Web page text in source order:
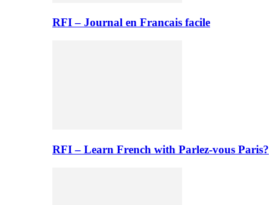
RFI – Journal en Francais facile
RFI – Learn French with Parlez-vous Paris?